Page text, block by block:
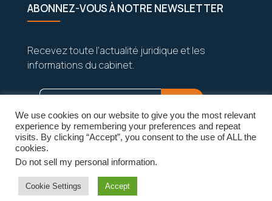
ABONNEZ-VOUS À NOTRE NEWSLETTER
Recevez toute l’actualité juridique et les
informations du cabinet.
Vos données sont strictement confidentielles
et seront jamais partagées.
We use cookies on our website to give you the most relevant
experience by remembering your preferences and repeat
visits. By clicking “Accept”, you consent to the use of ALL the
cookies.
Do not sell my personal information.
Cookie Settings Accept